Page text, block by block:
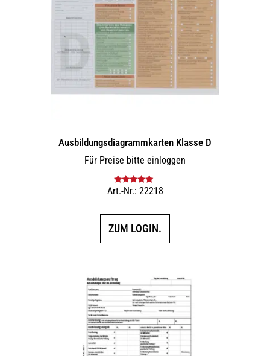
Ausbildungs­dia­gramm­karten Klasse D
Für Preise bitte einloggen
Bewertet mit
Art.-Nr.: 22218
ZUM LOGIN.